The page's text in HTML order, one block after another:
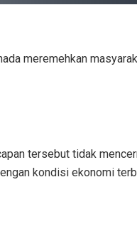
meremehkan
tersebut tidak
kondisi ekonomi